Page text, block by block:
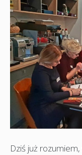
Dziś już